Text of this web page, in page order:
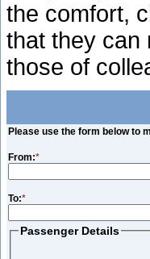
the comfort,
that they can
those of
Please use the form below to
From:*
To:*
Passenger Details